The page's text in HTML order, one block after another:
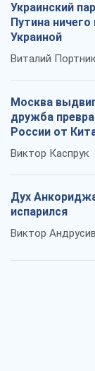
Украинский
Путина ничего
Украиной
Виталий
Москва
дружба
России от
Виктор Каспрук
Дух
испарился
Виктор Андрусив